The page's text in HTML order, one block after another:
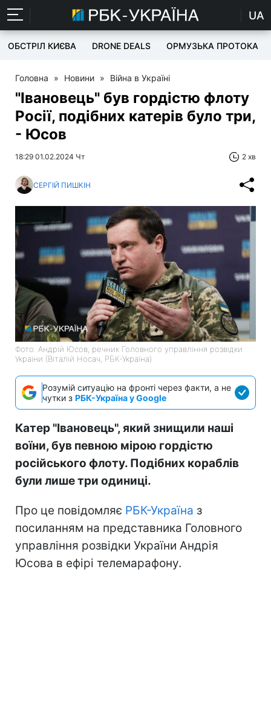
UA
ОБСТРІЛ КИЄВА DRONE DEALS ОРМУЗЬКА ПРОТОКА
Головна » Новини » Війна в Україні
"Івановець" був гордістю флоту
Росії, подібних катерів було три,
- Юсов
18:29 01.02.2024 Чт 2 хв
СЕРГІЙ ПИШКІН
Фото: Андрій Юсов, речник Головного управління розвідки
України (Віталій Носач, РБК-Україна)
Розумій ситуацію на фронті через факти, а не
чутки з РБК-Україна у Google
Катер "Івановець", який знищили наші
воїни, був певною мірою гордістю
російського флоту. Подібних кораблів
були лише три одиниці.
Про це повідомляє РБК-Україна з
посиланням на представника Головного
управління розвідки України Андрія
Юсова в ефірі телемарафону.